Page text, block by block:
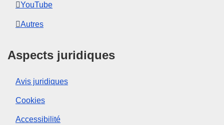
YouTube
Autres
Aspects juridiques
Avis juridiques
Cookies
Accessibilité